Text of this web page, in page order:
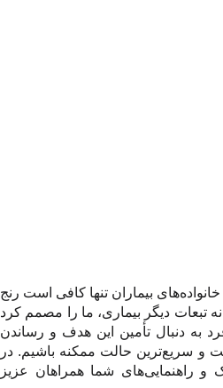
بیماران تنها کافی است رنج
تبعات دیگر بیماری، ما را مصمم کرد
به دنبال تأمین این هدف و رساندن
و سریع‌ترین حالت ممکنه باشیم. در
و راهنمایی‌های شما همراهان عزیز